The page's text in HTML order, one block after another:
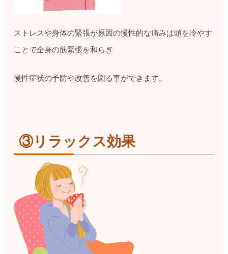
ストレスや身体の緊張が原因の慢性的な痛みは頭を冷やす
ことで全身の筋緊張を和らぎ
慢性症状の予防や改善を図る事ができます。
③リラックス効果